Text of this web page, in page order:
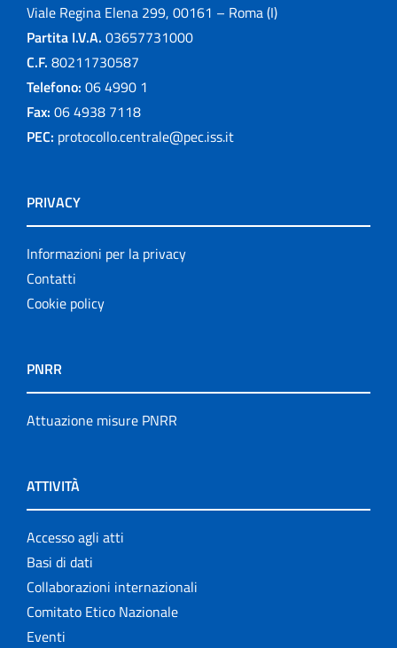
Viale Regina Elena 299, 00161 – Roma (I)
Partita I.V.A. 03657731000
C.F. 80211730587
Telefono: 06 4990 1
Fax: 06 4938 7118
PEC: protocollo.centrale@pec.iss.it
PRIVACY
Informazioni per la privacy
Contatti
Cookie policy
PNRR
Attuazione misure PNRR
ATTIVITÀ
Accesso agli atti
Basi di dati
Collaborazioni internazionali
Comitato Etico Nazionale
Eventi